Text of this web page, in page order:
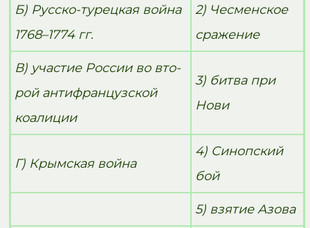
Б) Русско-турецкая война
1768–1774 гг.
2) Че­смен­ское
сражение
В) уча­стие России во вто­
рой антифранцузской
коалиции
3) битва при
Нови
Г) Крым­ская война
4) Си­ноп­ский
бой
5) взя­тие Азова